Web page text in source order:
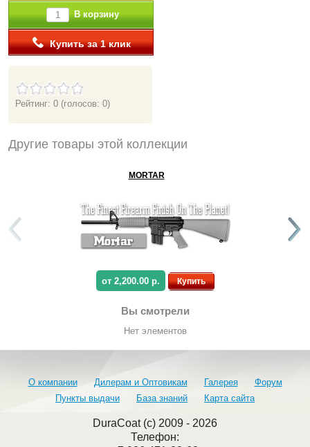
В корзину
Купить за 1 клик
Рейтинг: 0 (голосов: 0)
Другие товары этой коллекции
MORTAR
от 2,200.00 р. Купить
Вы смотрели
Нет элементов
О компании Дилерам и Оптовикам Галерея
Форум
Пункты выдачи
База знаний Карта сайта
DuraCoat (c) 2009 - 2026
Телефон: